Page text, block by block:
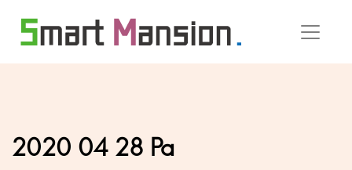
2020 04 28 Pa